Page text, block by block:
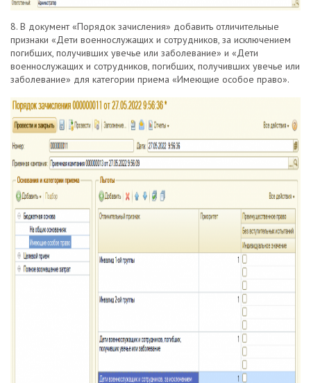
8. В документ «Порядок зачисления» добавить отличительные
признаки «Дети военнослужащих и сотрудников, за исключением
погибших, получивших увечье или заболевание» и «Дети
военнослужащих и сотрудников, погибших, получивших увечье или
заболевание» для категории приема «Имеющие особое право».